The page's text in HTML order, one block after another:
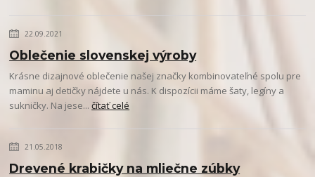
22.09.2021
Oblečenie slovenskej výroby
Krásne dizajnové oblečenie našej značky kombinovateľné spolu pre
maminu aj detičky nájdete u nás. K dispozícii máme šaty, legíny a
sukničky. Na jese...čítať celé
21.05.2018
Drevené krabičky na mliečne zúbky